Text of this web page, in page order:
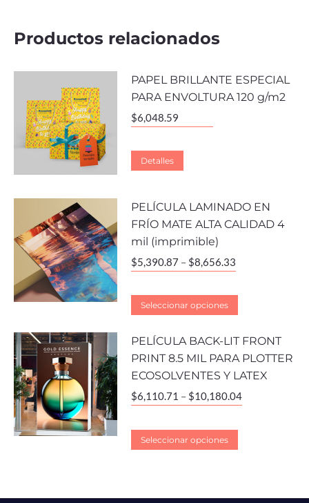
Productos relacionados
PAPEL BRILLANTE ESPECIAL
PARA ENVOLTURA 120 g/m2
$6,048.59
Detalles
PELÍCULA LAMINADO EN
FRÍO MATE ALTA CALIDAD 4
mil (imprimible)
$5,390.87 – $8,656.33
Seleccionar opciones
PELÍCULA BACK-LIT FRONT
PRINT 8.5 MIL PARA PLOTTER
ECOSOLVENTES Y LATEX
$6,110.71 – $10,180.04
Seleccionar opciones